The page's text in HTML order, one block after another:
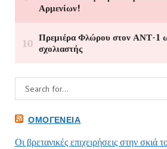
ΟΜΟΓΈΝΕΙΑ
Οι βρετανικές επιχειρήσεις στην σκιά